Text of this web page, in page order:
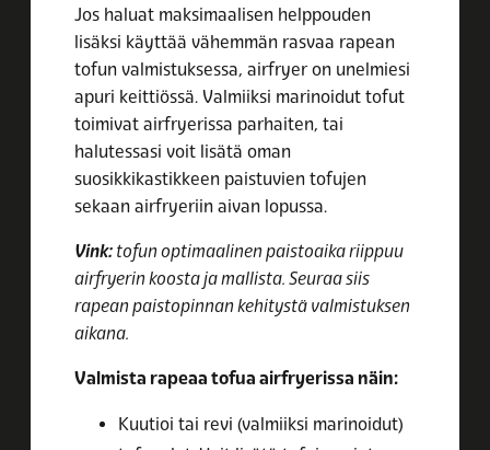
Jos haluat maksimaalisen helppouden
lisäksi käyttää vähemmän rasvaa rapean
tofun valmistuksessa, airfryer on unelmiesi
apuri keittiössä. Valmiiksi marinoidut tofut
toimivat airfryerissa parhaiten, tai
halutessasi voit lisätä oman
suosikkikastikkeen paistuvien tofujen
sekaan airfryeriin aivan lopussa.
Vink: tofun optimaalinen paistoaika riippuu
airfryerin koosta ja mallista. Seuraa siis
rapean paistopinnan kehitystä valmistuksen
aikana.
Valmista rapeaa tofua airfryerissa näin:
Kuutioi tai revi (valmiiksi marinoidut)